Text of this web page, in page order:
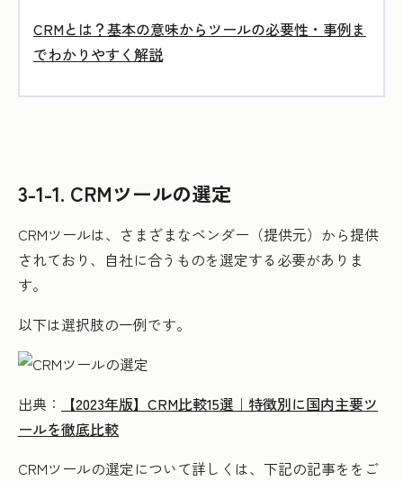
CRMとは？基本の意味からツールの必要性・事例ま
でわかりやすく解説
3-1-1. CRMツールの選定
CRMツールは、さまざまなベンダー（提供元）から提供
されており、自社に合うものを選定する必要がありま
す。
以下は選択肢の一例です。
出典：
【2023年版】CRM比較15選｜特徴別に国内主要ツ
ールを徹底比較
CRMツールの選定について詳しくは、下記の記事ををご